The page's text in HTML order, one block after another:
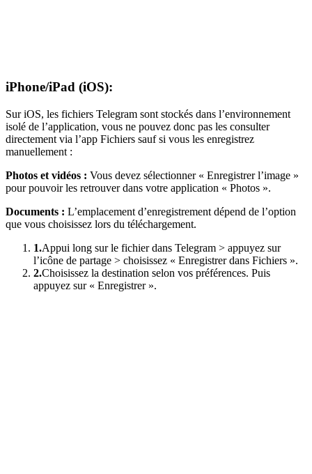
iPhone/iPad (iOS):
Sur iOS, les fichiers Telegram sont stockés dans l’environnement
isolé de l’application, vous ne pouvez donc pas les consulter
directement via l’app Fichiers sauf si vous les enregistrez
manuellement :
Photos et vidéos : Vous devez sélectionner « Enregistrer l’image »
pour pouvoir les retrouver dans votre application « Photos ».
Documents : L’emplacement d’enregistrement dépend de l’option
que vous choisissez lors du téléchargement.
1.Appui long sur le fichier dans Telegram > appuyez sur
l’icône de partage > choisissez « Enregistrer dans Fichiers ».
2.Choisissez la destination selon vos préférences. Puis
appuyez sur « Enregistrer ».